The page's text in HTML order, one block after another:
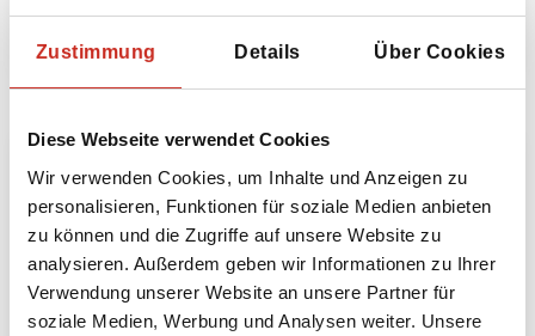
Zustimmung Details Über Cookies
Diese Webseite verwendet Cookies
Wir verwenden Cookies, um Inhalte und Anzeigen zu
personalisieren, Funktionen für soziale Medien anbieten
zu können und die Zugriffe auf unsere Website zu
analysieren. Außerdem geben wir Informationen zu Ihrer
Verwendung unserer Website an unsere Partner für
soziale Medien, Werbung und Analysen weiter. Unsere